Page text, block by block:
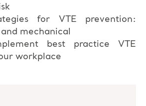
for VTE prevention:
mechanical
best practice VTE
workplace